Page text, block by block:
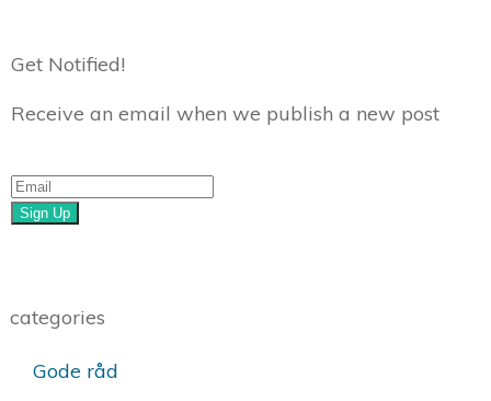
Get Notified!
Receive an email when we publish a new post
Sign Up
categories
Gode råd